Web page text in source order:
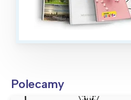
Polecamy